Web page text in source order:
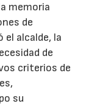
memoria
de
alcalde, la
de
criterios de
su